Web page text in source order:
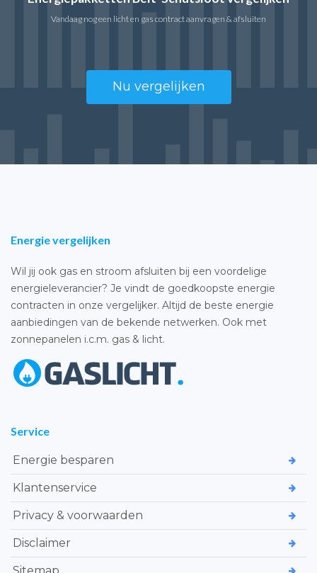
Vandaag nog een licht en gas contract aanvragen & afsluiten
Nu vergelijken
Energie vergelijken
Wil jij ook gas en stroom afsluiten bij een voordelige
energieleverancier? Je vindt de goedkoopste energie
contracten in onze vergelijker. Altijd de beste energie
aanbiedingen van de bekende netwerken. Ook met
zonnepanelen i.c.m. gas & licht.
Service
Energie besparen
Klantenservice
Privacy & voorwaarden
Disclaimer